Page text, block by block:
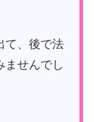
て、後で法
ませんでし